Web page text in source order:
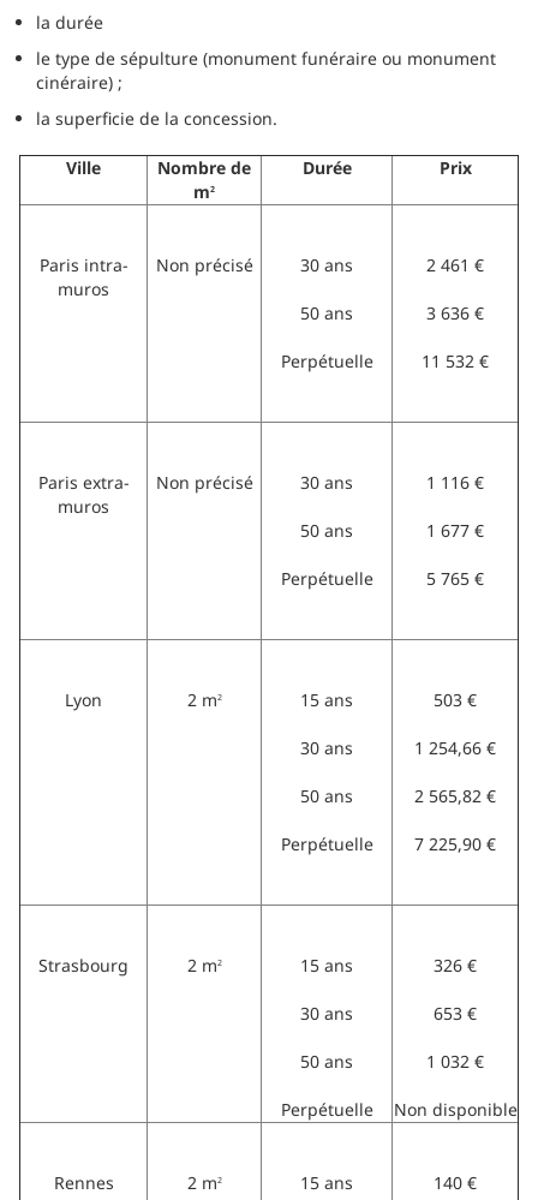
la durée
le type de sépulture (monument funéraire ou monument
cinéraire) ;
la superficie de la concession.
Ville
Nombre de
m2
Durée Prix
Paris intra-
muros
Non précisé 30 ans
50 ans
Perpétuelle
2 461 €
3 636 €
11 532 €
Paris extra-
muros
Non précisé 30 ans
50 ans
Perpétuelle
1 116 €
1 677 €
5 765 €
Lyon 2 m2 15 ans
30 ans
50 ans
Perpétuelle
503 €
1 254,66 €
2 565,82 €
7 225,90 €
Strasbourg 2 m2 15 ans
30 ans
50 ans
Perpétuelle
326 €
653 €
1 032 €
Non disponible
Rennes 2 m2 15 ans 140 €